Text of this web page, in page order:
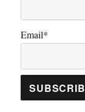
Email*